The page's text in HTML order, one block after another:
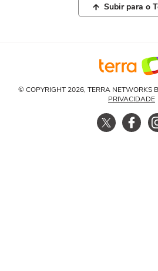
Subir para o
© COPYRIGHT 2026, TERRA NETWORKS
PRIVACIDADE